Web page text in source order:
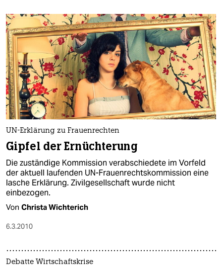
shop
fragen & hilfe
unterstützen
abo
genossenschaft
UN-Erklärung zu Frauenrechten
Gipfel der Ernüchterung
Die zuständige Kommission verabschiedete im Vorfeld
der aktuell laufenden UN-Frauenrechtskommission eine
lasche Erklärung. Zivilgesellschaft wurde nicht
einbezogen.
Von Christa Wichterich
6.3.2010
Debatte Wirtschaftskrise